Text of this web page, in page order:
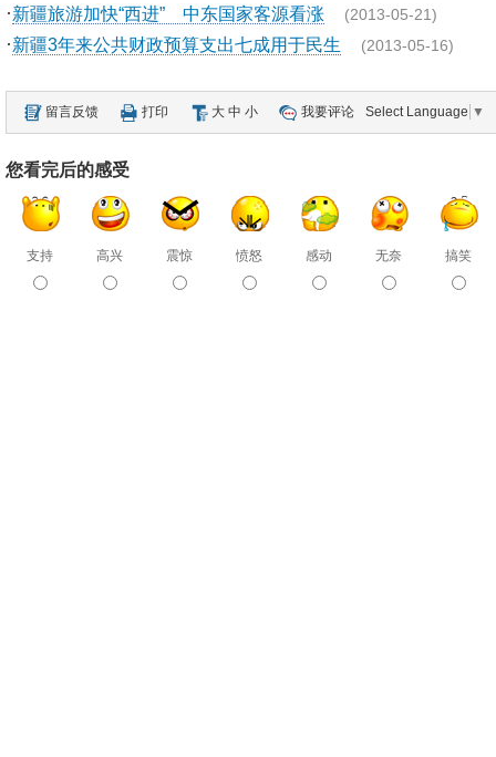
·新疆旅游加快“西进” 中东国家客源看涨 (2013-05-21)
·新疆3年来公共财政预算支出七成用于民生 (2013-05-16)
留言反馈 打印 大 中 小 我要评论 Select Language ▼
您看完后的感受
支持 高兴 震惊 愤怒 感动 无奈 搞笑